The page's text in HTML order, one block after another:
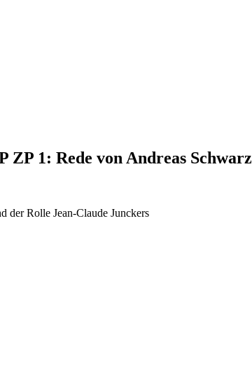
ZP 1: Rede von Andreas Schwarz
der Rolle Jean-Claude Junckers